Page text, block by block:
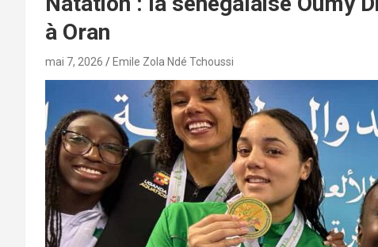
à Oran
mai 7, 2026 Emile Zola Ndé Tchoussi